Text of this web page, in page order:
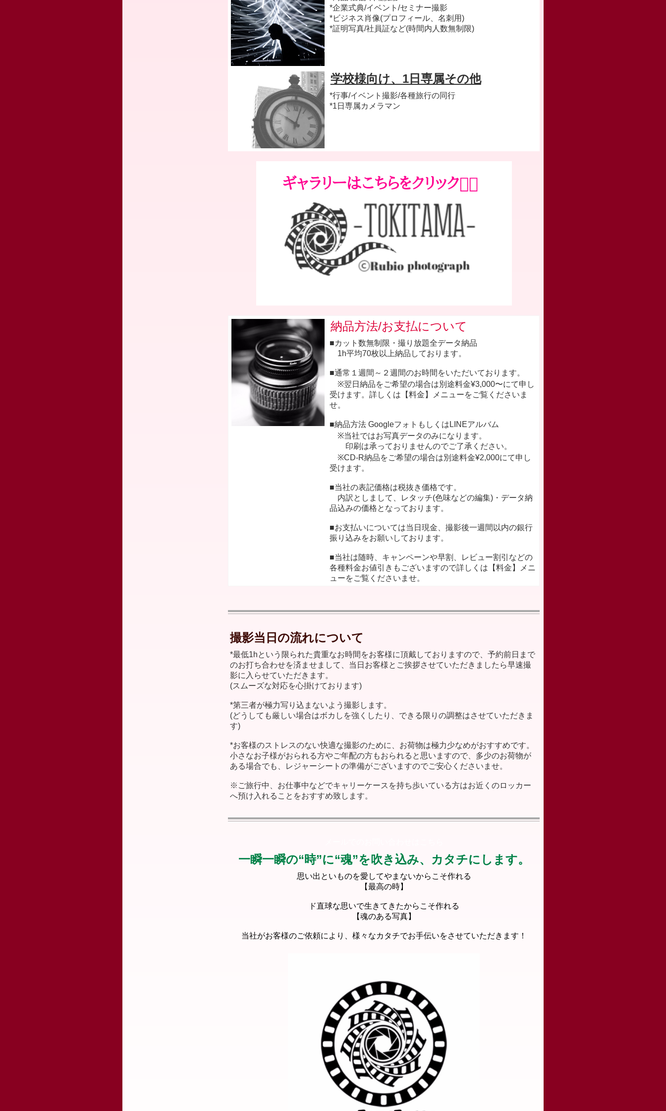
*企業式典/イベント/セミナー撮影
*ビジネス肖像(プロフィール、名刺用)
*証明写真/社員証など(時間内人数無制限)
学校様向け、1日専属その他
*行事/イベント撮影/各種旅行の同行
*1日専属カメラマン
納品方法/お支払について
■カット数無制限・撮り放題全データ納品
1h平均70枚以上納品しております。
■通常１週間～２週間のお時間をいただいております。
※翌日納品をご希望の場合は別途料金¥3,000〜にて申し
受けます。詳しくは【料金】メニューをご覧くださいま
せ。
■納品方法 GoogleフォトもしくはLINEアルバム
※当社ではお写真データのみになります。
印刷は承っておりませんのでご了承ください。
※CD-R納品をご希望の場合は別途料金¥2,000にて申し
受けます。
■当社の表記価格は税抜き価格です。
内訳としまして、レタッチ(色味などの編集)・データ納
品込みの価格となっております。
■お支払いについては当日現金、撮影後一週間以内の銀行
振り込みをお願いしております。
■当社は随時、キャンペーンや早割、レビュー割引などの
各種料金お値引きもございますので詳しくは【料金】メニ
ューをご覧くださいませ。
撮影当日の流れについて
*最低1hという限られた貴重なお時間をお客様に頂戴しておりますので、予約前日まで
のお打ち合わせを済ませまして、当日お客様とご挨拶させていただきましたら早速撮
影に入らせていただきます。
(スムーズな対応を心掛けております)
*第三者が極力写り込まないよう撮影します。
(どうしても厳しい場合はボカしを強くしたり、できる限りの調整はさせていただきま
す)
*お客様のストレスのない快適な撮影のために、お荷物は極力少なめがおすすめです。
小さなお子様がおられる方やご年配の方もおられると思いますので、多少のお荷物が
ある場合でも、レジャーシートの準備がございますのでご安心くださいませ。
※ご旅行中、お仕事中などでキャリーケースを持ち歩いている方はお近くのロッカー
へ預け入れることをおすすめ致します。
一瞬一瞬の“時”に“魂”を吹き込み、カタチにします。
思い出といものを愛してやまないからこそ作れる
【最高の時】
ド直球な思いで生きてきたからこそ作れる
【魂のある写真】
当社がお客様のご依頼により、様々なカタチでお手伝いをさせていただきます！